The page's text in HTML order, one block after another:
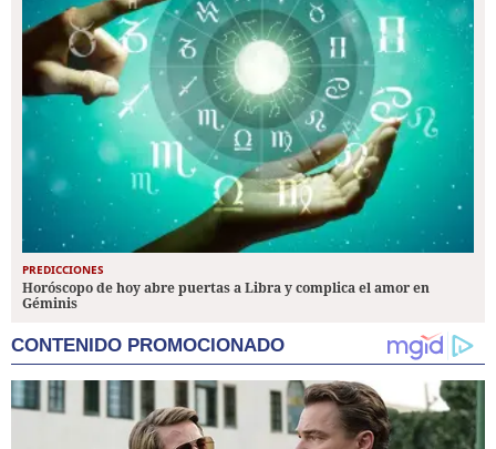
PREDICCIONES
Horóscopo de hoy abre puertas a Libra y complica el amor en
Géminis
CONTENIDO PROMOCIONADO